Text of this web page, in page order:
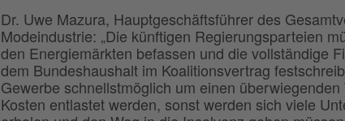
Dr. Uwe Mazura, Hauptgeschäftsführer des
Modeindustrie: „Die künftigen Regierungsparteien
den Energiemärkten befassen und die vollständige
dem Bundeshaushalt im Koalitionsvertrag
Gewerbe schnellstmöglich um einen
Kosten entlastet werden, sonst werden sich viele